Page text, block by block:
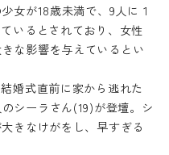
女が18歳未満で、9人に１
いるとされており、女性
な影響を与えているとい
婚式直前に家から逃れた
シーラさん(19)が登壇。シ
きなけがをし、早すぎる